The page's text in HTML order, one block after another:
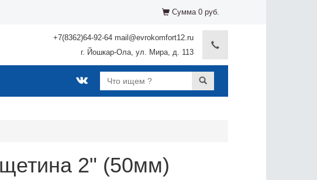
Сумма 0 руб.
+7(8362)64-92-64 mail@evrokomfort12.ru
г. Йошкар-Ола, ул. Мира, д. 113
2" (50мм)